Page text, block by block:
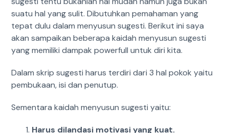
suatu hal yang sulit. Dibutuhkan pemahaman yang
tepat dulu dalam menyusun sugesti. Berikut ini saya
akan sampaikan beberapa kaidah menyusun sugesti
yang memiliki dampak powerfull untuk diri kita.
Dalam skrip sugesti harus terdiri dari 3 hal pokok yaitu
pembukaan, isi dan penutup.
Sementara kaidah menyusun sugesti yaitu:
Harus dilandasi motivasi yang kuat.